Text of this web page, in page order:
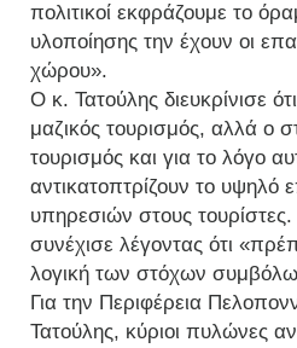
πολιτικοί εκφράζουμε το
υλοποίησης την έχουν οι
χώρου».
Ο κ. Τατούλης διευκρίνισε
μαζικός τουρισμός, αλλά ο
τουρισμός και για το λόγο
αντικατοπτρίζουν το
υπηρεσιών στους
συνέχισε λέγοντας ότι
λογική των στόχων
Για την Περιφέρεια
Τατούλης, κύριοι πυλώνες